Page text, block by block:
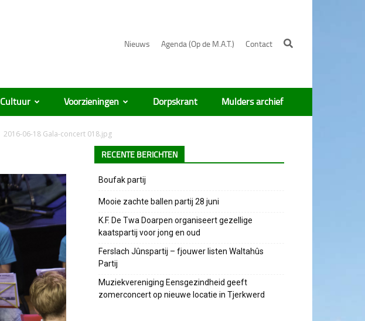
Nieuws Agenda (Op de M.A.T.) Contact
Cultuur Voorzieningen Dorpskrant Mulders archief
2016-06-18 Gala-concert 018.jpg
RECENTE BERICHTEN
Boufak partij
Mooie zachte ballen partij 28 juni
K.F. De Twa Doarpen organiseert gezellige
kaatspartij voor jong en oud
Ferslach Jûnspartij – fjouwer listen Waltahûs
Partij
Muziekvereniging Eensgezindheid geeft
zomerconcert op nieuwe locatie in Tjerkwerd